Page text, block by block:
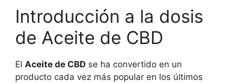
Introducción a la dosis
de Aceite de CBD
El Aceite de CBD se ha convertido en un
producto cada vez más popular en los últimos